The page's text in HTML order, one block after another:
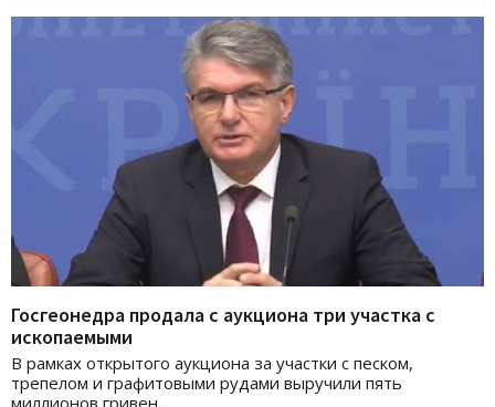
Госгеонедра продала с аукциона три участка с
ископаемыми
В рамках открытого аукциона за участки с песком,
трепелом и графитовыми рудами выручили пять